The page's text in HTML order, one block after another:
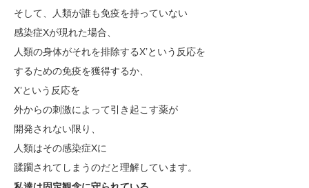
そして、人類が誰も免疫を持っていない
感染症Xが現れた場合、
人類の身体がそれを排除するX’という反応を
するための免疫を獲得するか、
X’という反応を
外からの刺激によって引き起こす薬が
開発されない限り、
人類はその感染症Xに
蹂躙されてしまうのだと理解しています。